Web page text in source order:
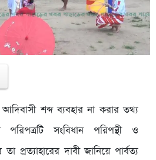
শব্দ ব্যবহার না করার তথ্য
পরিপত্রটি সংবিধান পরিপন্থী ও
প্রত্যাহারের দাবী জানিয়ে পার্বত্য